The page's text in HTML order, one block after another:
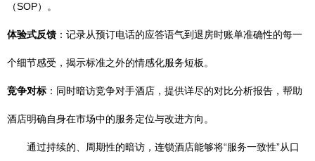
（SOP）。
体验式反馈 ：记录从预订电话的应答语气到退房时账单准确性的每一
个细节感受，揭示标准之外的情感化服务短板。
竞争对标 ：同时暗访竞争对手酒店，提供详尽的对比分析报告，帮助
酒店明确自身在市场中的服务定位与改进方向。
通过持续的、周期性的暗访，连锁酒店能够将“服务一致性”从口